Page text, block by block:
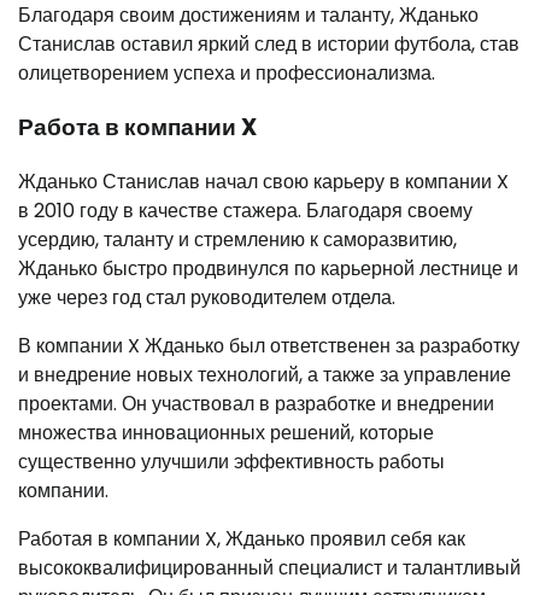
Благодаря своим достижениям и таланту, Жданько
Станислав оставил яркий след в истории футбола, став
олицетворением успеха и профессионализма.
Работа в компании X
Жданько Станислав начал свою карьеру в компании X
в 2010 году в качестве стажера. Благодаря своему
усердию, таланту и стремлению к саморазвитию,
Жданько быстро продвинулся по карьерной лестнице и
уже через год стал руководителем отдела.
В компании X Жданько был ответственен за разработку
и внедрение новых технологий, а также за управление
проектами. Он участвовал в разработке и внедрении
множества инновационных решений, которые
существенно улучшили эффективность работы
компании.
Работая в компании X, Жданько проявил себя как
высококвалифицированный специалист и талантливый